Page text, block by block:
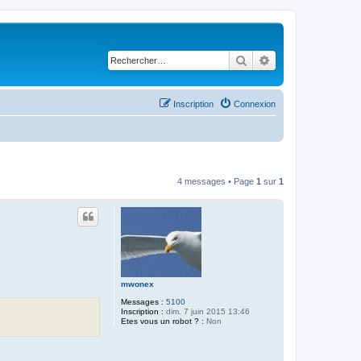
Rechercher
Connexion
Inscription
4 messages • Page 1 sur 1
mwonex
Messages : 5100
Inscription : dim. 7 juin 2015 13:46
Etes vous un robot ? : Non